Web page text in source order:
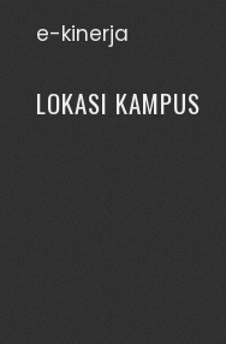
e-kinerja
LOKASI KAMPUS